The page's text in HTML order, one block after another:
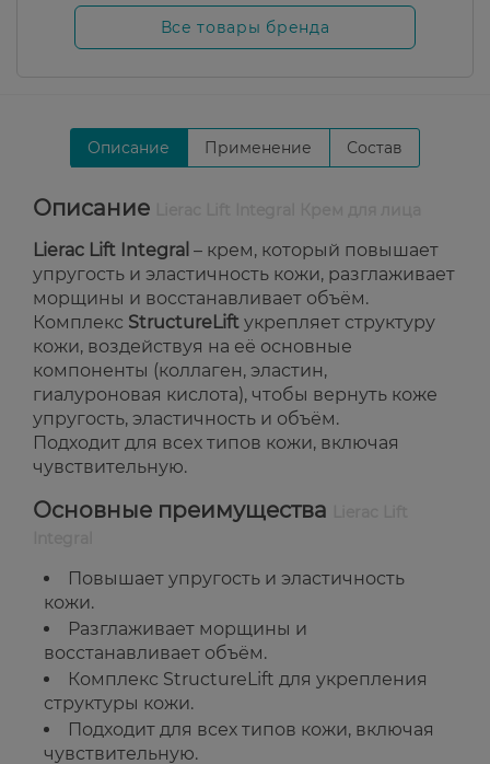
Все товары бренда
Описание Применение Состав
Описание
Lierac Lift Integral – крем, который повышает
упругость и эластичность кожи, разглаживает
морщины и восстанавливает объём.
Комплекс StructureLift укрепляет структуру
кожи, воздействуя на её основные
компоненты (коллаген, эластин,
гиалуроновая кислота), чтобы вернуть коже
упругость, эластичность и объём.
Подходит для всех типов кожи, включая
чувствительную.
Основные преимущества
Повышает упругость и эластичность
кожи.
Разглаживает морщины и
восстанавливает объём.
Комплекс StructureLift для укрепления
структуры кожи.
Подходит для всех типов кожи, включая
чувствительную.